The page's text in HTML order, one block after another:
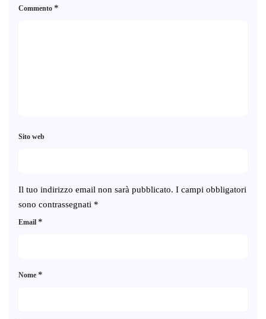
Il tuo indirizzo email non sarà pubblicato. I campi obbligatori
sono contrassegnati *
Commento *
Nome *
Email *
Sito web